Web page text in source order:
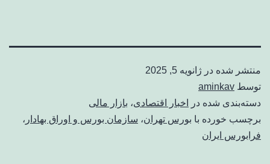
منتشر شده در ژانویه 5, 2025
توسط aminkav
دسته‌بندی شده در
اخبار اقتصادی، بازار مالی
برچسب خورده با بورس تهران، سازمان بورس و اوراق بهادار ،
فرا‌‌‌‌‌بورس ایران